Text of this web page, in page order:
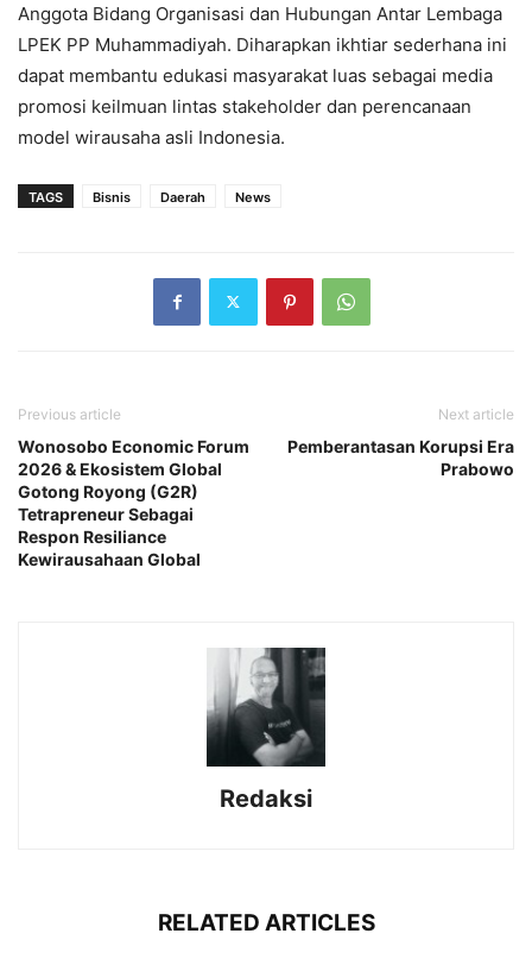
Anggota Bidang Organisasi dan Hubungan Antar Lembaga
LPEK PP Muhammadiyah. Diharapkan ikhtiar sederhana ini
dapat membantu edukasi masyarakat luas sebagai media
promosi keilmuan lintas stakeholder dan perencanaan
model wirausaha asli Indonesia.
TAGS Bisnis Daerah News
Previous article
Wonosobo Economic Forum
2026 & Ekosistem Global
Gotong Royong (G2R)
Tetrapreneur Sebagai
Respon Resiliance
Kewirausahaan Global
Next article
Pemberantasan Korupsi Era
Prabowo
Redaksi
RELATED ARTICLES